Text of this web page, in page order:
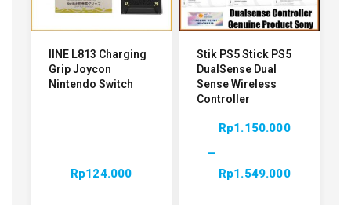
IINE L813 Charging
Grip Joycon
Nintendo Switch
Rp124.000
Stik PS5 Stick PS5
DualSense Dual
Sense Wireless
Controller
Rp1.150.000
–
Rp1.549.000